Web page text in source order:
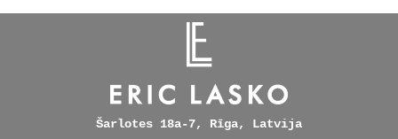
Šarlotes 18a-7, Rīga, Latvija